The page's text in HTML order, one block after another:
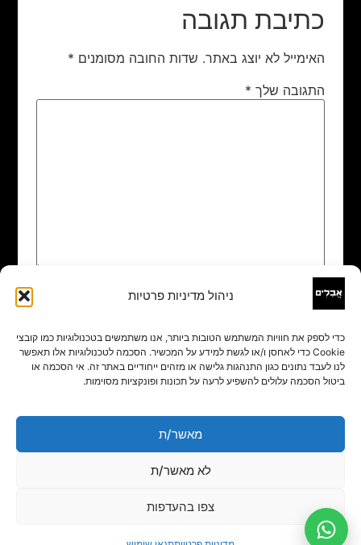
ניהול מדיניות פרטיות
כדי לספק את חוויות המשתמש הטובות ביותר, אנו משתמשים בטכנולוגיות כמו קובצי
Cookie כדי לאחסן ו/או לגשת למידע על המכשיר. הסכמה לטכנולוגיות אלו תאפשר
לנו לעבד נתונים כגון התנהגות גלישה או מזהים ייחודיים באתר זה. אי הסכמה או
ביטול הסכמה עלולים להשפיע לרעה על תכונות ופונקציות מסוימות.
מאשר/ת
לא מאשר/ת
צפו בהעדפות
כתיבת תגובה
האימייל לא יוצג באתר. שדות החובה מסומנים *
התגובה שלך *
שם
אימייל*